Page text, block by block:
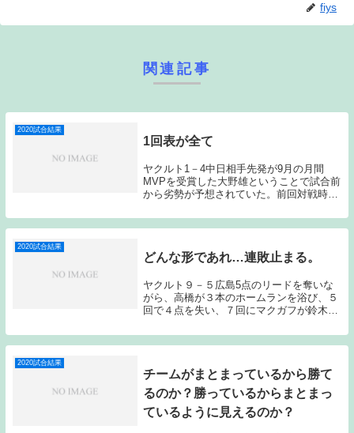
fiys
関連記事
2020試合結果
1回表が全て
ヤクルト1－4中日相手先発が9月の月間
MVPを受賞した大野雄ということで試合前
から劣勢が予想されていた。前回対戦時に
野雄はその時に比べると調子は良くないよ
うに感じた。そんな大野雄相手に初回にチ
2020試合結果
どんな形であれ…連敗止まる。
ヤクルト９－５広島5点のリードを奪いな
がら、高橋が３本のホームランを浴び、５
回で４点を失い、７回にマクガフが鈴木に
とすと、昨シーズン同様長いトンネルに入
ってしまうことを覚悟した。１つ勝つこと
2020試合結果
チームがまとまっているから勝て
るのか？勝っているからまとまっ
ているように見えるのか？